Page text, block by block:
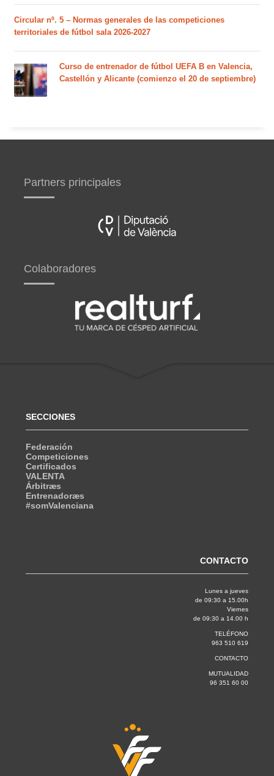
Circular nº. 5 – Normas generales de las competiciones
territoriales de fútbol sala 2026-2027
Curso de entrenador de fútbol UEFA B en Valencia,
Castellón y Alicante (comienzo el 20 de septiembre)
Partners principales
Colaboradores
SECCIONES
Federación
Competiciones
Certificados
VALENTA
Árbitræs
Entrenadoræs
#somValenciana
CONTACTO
Lunes a jueves
de 09:30 a 15.00h
Viernes
de 09:30 a 14.00 h
TELÉFONO
963 510 619
CONTACTO
MUTUALIDAD
96 351 60 00